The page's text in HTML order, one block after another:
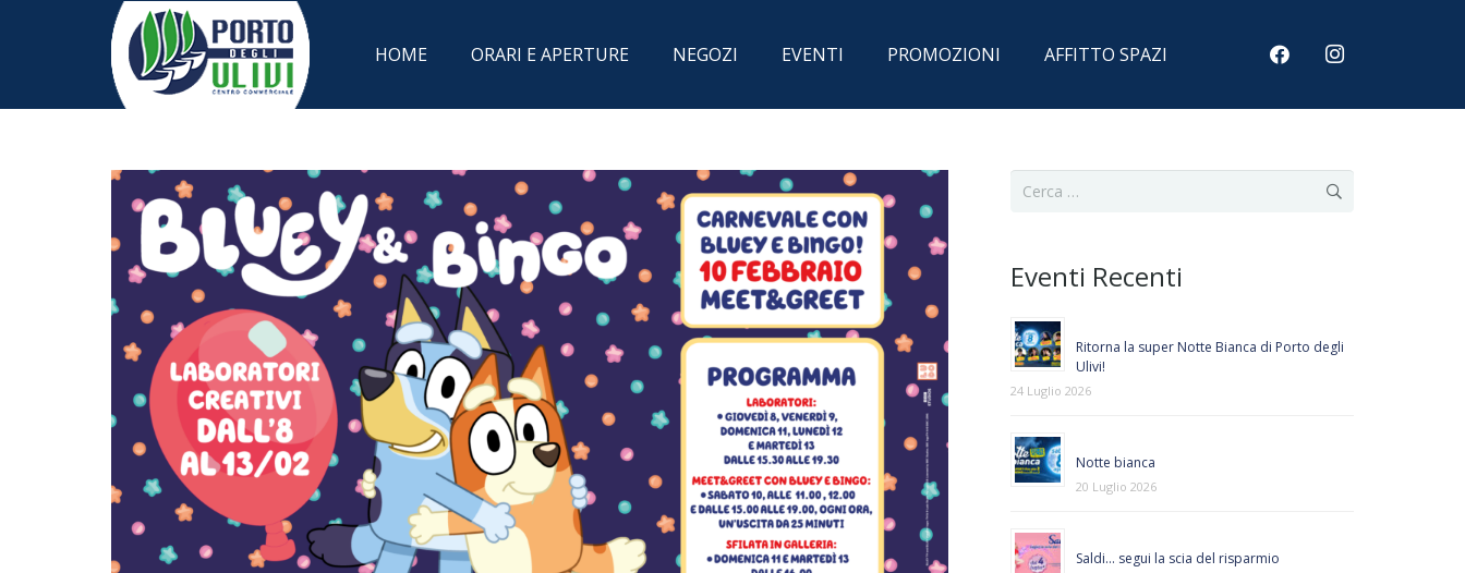
HOME ORARI E APERTURE NEGOZI EVENTI PROMOZIONI AFFITTO SPAZI
Ricerca
Eventi Recenti
Ritorna la super Notte Bianca di Porto degli
Ulivi!
24 Luglio 2026
Notte bianca
20 Luglio 2026
Saldi… segui la scia del risparmio